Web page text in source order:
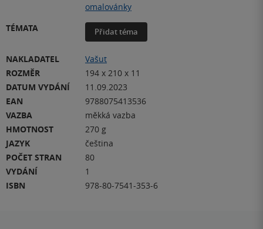
omalovánky
TÉMATA
Přidat téma
NAKLADATEL
Vašut
ROZMĚR
194 x 210 x 11
DATUM VYDÁNÍ
11.09.2023
EAN
9788075413536
VAZBA
měkká vazba
HMOTNOST
270 g
JAZYK
čeština
POČET STRAN
80
VYDÁNÍ
1
ISBN
978-80-7541-353-6